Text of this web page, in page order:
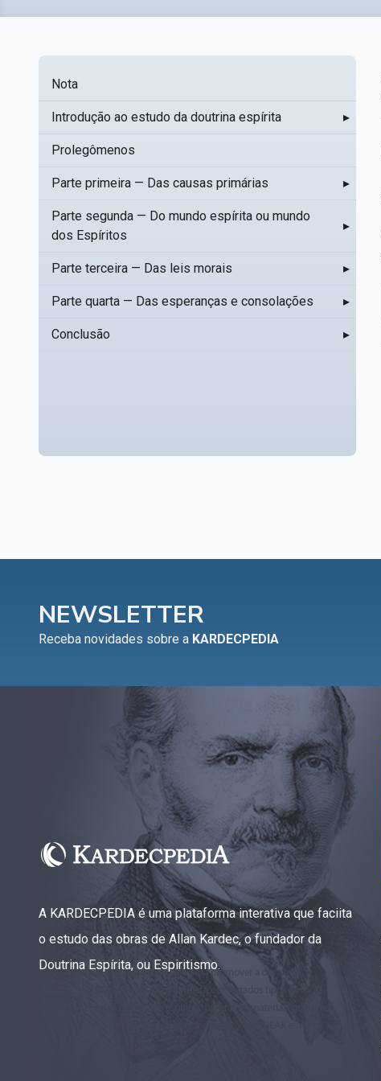
Nota
Introdução ao estudo da doutrina espírita ▸
Prolegômenos
Parte primeira — Das causas primárias ▸
Parte segunda — Do mundo espírita ou mundo
dos Espíritos
▸
Parte terceira — Das leis morais ▸
Parte quarta — Das esperanças e consolações ▸
Conclusão ▸
NEWSLETTER
Receba novidades sobre a KARDECPEDIA
A KARDECPEDIA é uma plataforma interativa que faciita
o estudo das obras de Allan Kardec, o fundador da
Doutrina Espírita, ou Espiritismo.